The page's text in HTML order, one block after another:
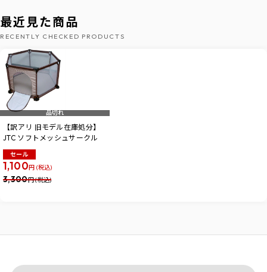
最近見た商品
RECENTLY CHECKED PRODUCTS
品切れ
【訳アリ 旧モデル在庫処分】
JTC ソフトメッシュサークル
セール
1,100円 (税込)
3,300円 (税込)